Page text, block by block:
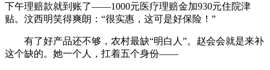
下午理赔款就到账了——1000元医疗理赔金加930元住院津
贴。汶西明笑得爽朗：“很实惠，这可是好保险！”
有了好产品还不够，农村最缺“明白人”。赵会会就是来补
这个缺的。她一个人，扛着五个身份——